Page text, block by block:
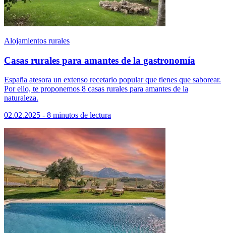
Alojamientos rurales
Casas rurales para amantes de la gastronomía
España atesora un extenso recetario popular que tienes que saborear.
Por ello, te proponemos 8 casas rurales para amantes de la
naturaleza.
02.02.2025 - 8 minutos de lectura